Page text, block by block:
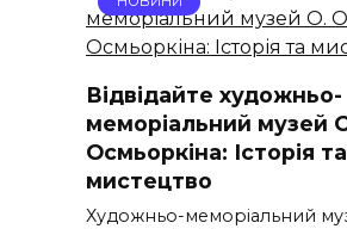
Відвідайте художньо-
меморіальний музей
Осмьоркіна: Історія та
мистецтво
Художньо-меморіальний